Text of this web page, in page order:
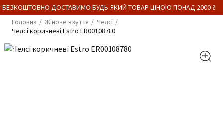
ДОСТАВИМО БУДЬ-ЯКИЙ ТОВАР ЦІНОЮ ПОНАД 2000 ₴
Головна
Жіноче взуття
Челсі
Челсі коричневі Estro ER00108780